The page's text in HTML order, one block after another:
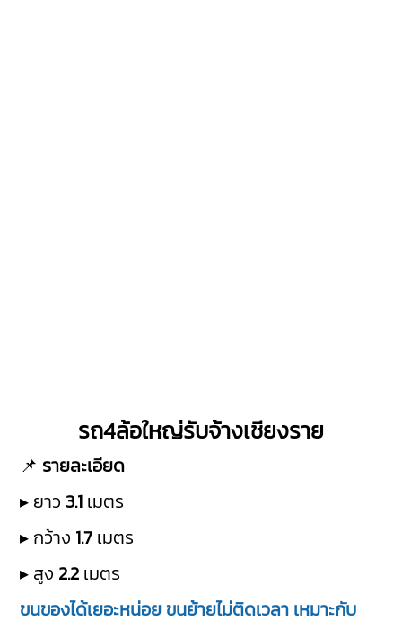
รถ4ล้อใหญ่รับจ้างเชียงราย
📌 รายละเอียด
▸ ยาว 3.1 เมตร
▸ กว้าง 1.7 เมตร
▸ สูง 2.2 เมตร
ขนของได้เยอะหน่อย ขนย้ายไม่ติดเวลา เหมาะกับ